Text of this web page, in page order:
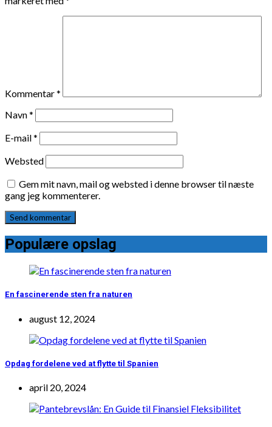
Kommentar*
Navn*
E-mail*
Websted
Gem mit navn, mail og websted i denne browser til næste
gang jeg kommenterer.
Populære opslag
En fascinerende sten fra naturen
august 12, 2024
Opdag fordelene ved at flytte til Spanien
april 20, 2024